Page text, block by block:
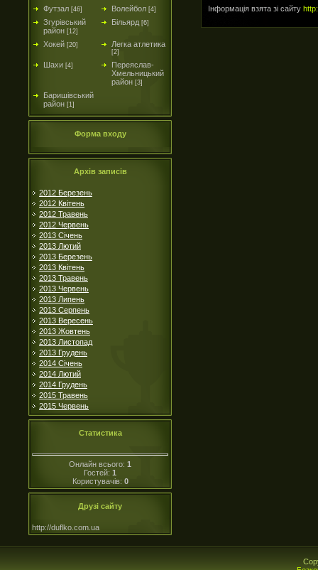
Футзал [46] Волейбол [4]
Згурівський
район [12]
Більярд [6]
Хокей [20] Легка атлетика
[2]
Шахи [4]
Переяслав-
Хмельницький
район [3]
Баришівський
район [1]
Форма входу
Архів записів
2012 Березень
2012 Квітень
2012 Травень
2012 Червень
2013 Січень
2013 Лютий
2013 Березень
2013 Квітень
2013 Травень
2013 Червень
2013 Липень
2013 Серпень
2013 Вересень
2013 Жовтень
2013 Листопад
2013 Грудень
2014 Січень
2014 Лютий
2014 Грудень
2015 Травень
2015 Червень
Статистика
Онлайн всього: 1
Гостей: 1
Користувачів: 0
Друзі сайту
http://duflko.com.ua
Інформація взята зі сайту